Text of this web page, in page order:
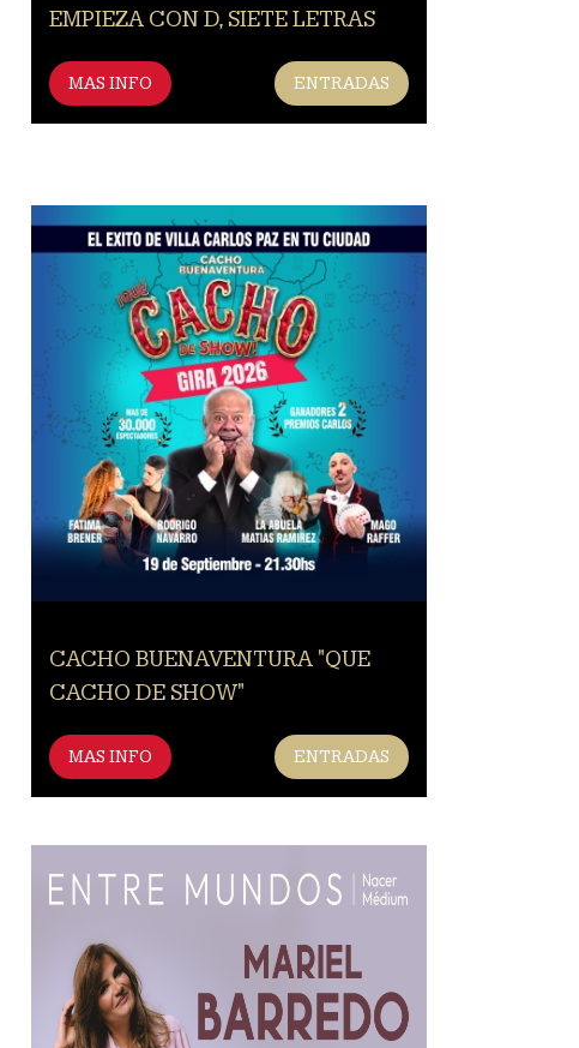
EMPIEZA CON D, SIETE LETRAS
MAS INFO ENTRADAS
CACHO BUENAVENTURA "QUE
CACHO DE SHOW"
MAS INFO ENTRADAS